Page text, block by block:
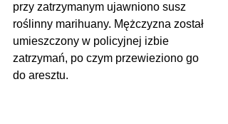
przy zatrzymanym ujawniono susz
roślinny marihuany. Mężczyzna został
umieszczony w policyjnej izbie
zatrzymań, po czym przewieziono go
do aresztu.